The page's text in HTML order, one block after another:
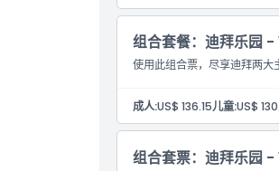
组合套餐：迪拜乐园
使用此组合票，尽享迪拜两大
成人:US$ 136.15儿童:US$
组合套票：迪拜乐园 -